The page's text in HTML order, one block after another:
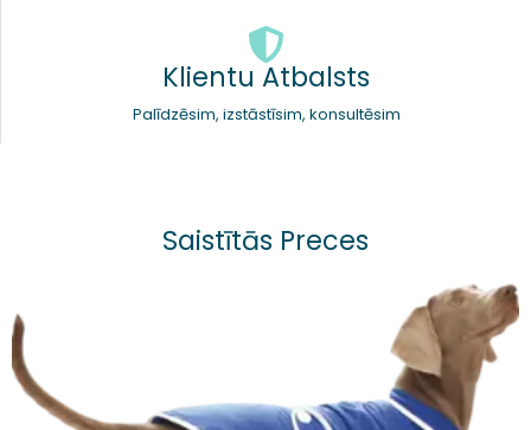
Klientu Atbalsts
Palīdzēsim, izstāstīsim, konsultēsim
Saistītās Preces